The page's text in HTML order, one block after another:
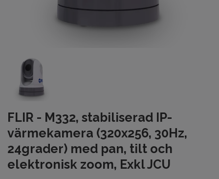
FLIR - M332, stabiliserad IP-
värmekamera (320x256, 30Hz,
24grader) med pan, tilt och
elektronisk zoom, Exkl JCU